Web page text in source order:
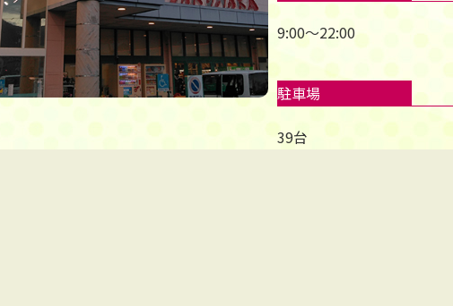
9:00～22:00
駐車場
39台